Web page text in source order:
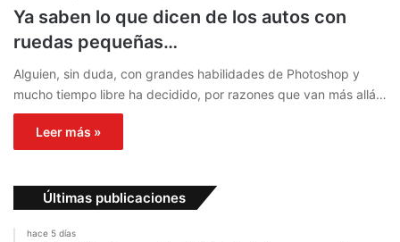
Ya saben lo que dicen de los autos con
ruedas pequeñas…
Alguien, sin duda, con grandes habilidades de Photoshop y
mucho tiempo libre ha decidido, por razones que van más allá…
Leer más »
Últimas publicaciones
hace 5 días